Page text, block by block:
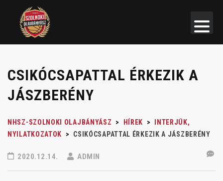
CSIKÓCSAPATTAL ÉRKEZIK A
JÁSZBERÉNY
NHSZ-SZOLNOKI OLAJBÁNYÁSZ > HÍREK >
INTERJÚK,
NYILATKOZATOK
> CSIKÓCSAPATTAL ÉRKEZIK A JÁSZBERÉNY
2020.12.14. ADMIN